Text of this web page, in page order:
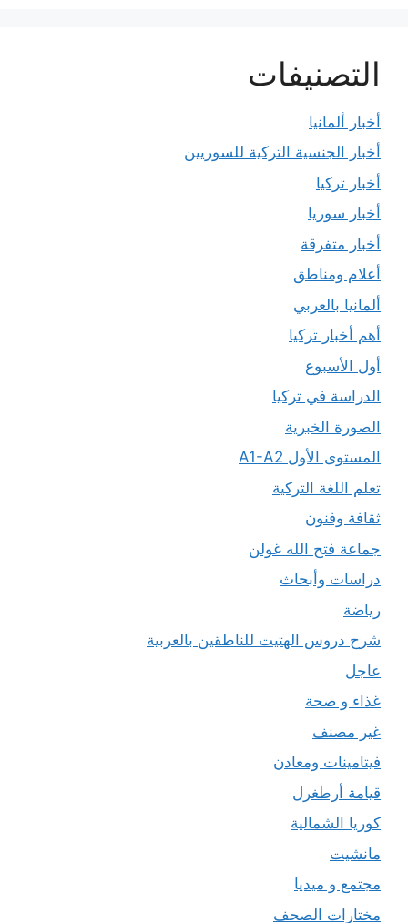
التصنيفات
أخبار ألمانيا
أخبار الجنسية التركية للسوريين
أخبار تركيا
أخبار سوريا
أخبار متفرقة
أعلام ومناطق
ألمانيا بالعربي
أهم أخبار تركيا
أول الأسبوع
الدراسة في تركيا
الصورة الخبرية
المستوى الأول A1-A2
تعلم اللغة التركية
ثقافة وفنون
جماعة فتح الله غولن
دراسات وأبحاث
رياضة
شرح دروس الهتيت للناطقين بالعربية
عاجل
غذاء و صحة
غير مصنف
فيتامينات ومعادن
قيامة أرطغرل
كوريا الشمالية
مانشيت
مجتمع و ميديا
مختارات الصحف